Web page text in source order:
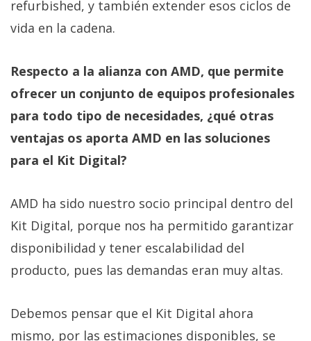
refurbished, y también extender esos ciclos de
vida en la cadena.
Respecto a la alianza con AMD, que permite
ofrecer un conjunto de equipos profesionales
para todo tipo de necesidades, ¿qué otras
ventajas os aporta AMD en las soluciones
para el Kit Digital?
AMD ha sido nuestro socio principal dentro del
Kit Digital, porque nos ha permitido garantizar
disponibilidad y tener escalabilidad del
producto, pues las demandas eran muy altas.
Debemos pensar que el Kit Digital ahora
mismo, por las estimaciones disponibles, se